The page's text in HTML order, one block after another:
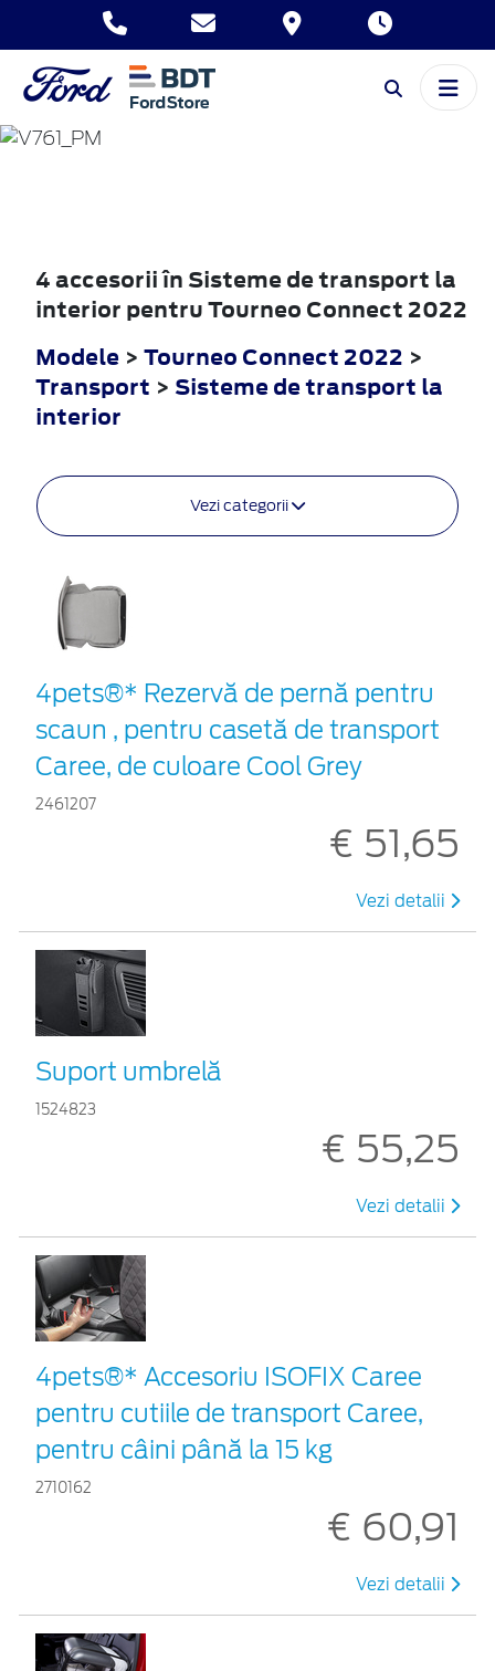
TOURNEO
CONNECT
4 accesorii în Sisteme de transport la
interior pentru Tourneo Connect 2022
Modele > Tourneo Connect 2022 >
Transport > Sisteme de transport la
interior
Vezi categorii
4pets®* Rezervă de pernă pentru
scaun , pentru casetă de transport
Caree, de culoare Cool Grey
2461207
€ 51,65
Vezi detalii
Suport umbrelă
1524823
€ 55,25
Vezi detalii
4pets®* Accesoriu ISOFIX Caree
pentru cutiile de transport Caree,
pentru câini până la 15 kg
2710162
€ 60,91
Vezi detalii